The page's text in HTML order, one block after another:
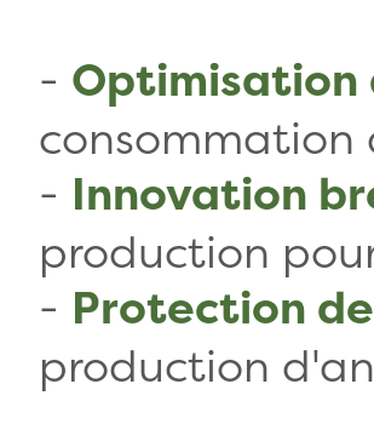
- Optimisation
consommation
- Innovation
production
- Protection
production